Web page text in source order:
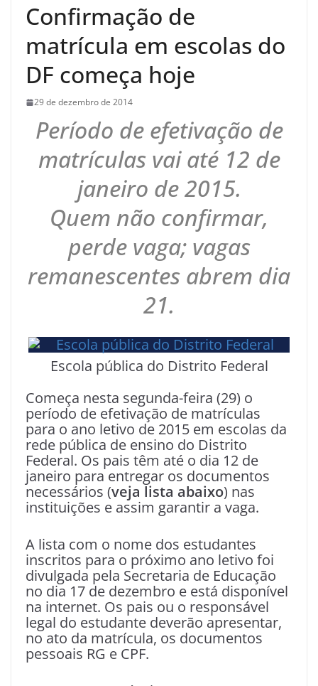
Confirmação de
matrícula em escolas do
DF começa hoje
29 de dezembro de 2014
Período de efetivação de
matrículas vai até 12 de
janeiro de 2015.
Quem não confirmar,
perde vaga; vagas
remanescentes abrem dia
21.
Escola pública do Distrito Federal
Começa nesta segunda-feira (29) o
período de efetivação de matrículas
para o ano letivo de 2015 em escolas da
rede pública de ensino do Distrito
Federal. Os pais têm até o dia 12 de
janeiro para entregar os documentos
necessários (veja lista abaixo) nas
instituições e assim garantir a vaga.
A lista com o nome dos estudantes
inscritos para o próximo ano letivo foi
divulgada pela Secretaria de Educação
no dia 17 de dezembro e está disponível
na internet. Os pais ou o responsável
legal do estudante deverão apresentar,
no ato da matrícula, os documentos
pessoais RG e CPF.